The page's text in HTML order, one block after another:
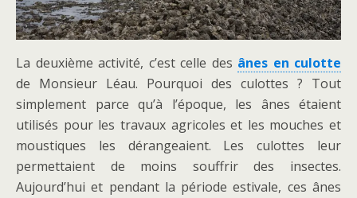
La deuxième activité, c’est celle des ânes en culotte
de Monsieur Léau. Pourquoi des culottes ? Tout
simplement parce qu’à l’époque, les ânes étaient
utilisés pour les travaux agricoles et les mouches et
moustiques les dérangeaient. Les culottes leur
permettaient de moins souffrir des insectes.
Aujourd’hui et pendant la période estivale, ces ânes